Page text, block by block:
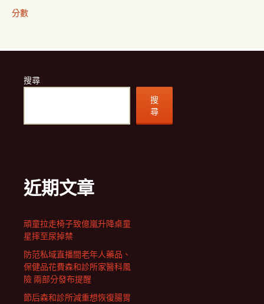
分數
搜尋
搜
尋
近期文章
頑童拉走椅子致億嵐升降桌童
星摔至尿掉禁
防范私域直播間老年人藥品、
保健品花費森和診所家醫科風
險 兩部分發布提醒
節后森和診所減重想恢復腸胃